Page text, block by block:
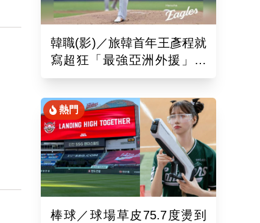
韓職(影)／旅韓首年王彥程就
寫超狂「最強亞洲外援」紀
錄！6局飆7K奪單季第10勝
熱門
棒球／球場草皮75.7度燙到